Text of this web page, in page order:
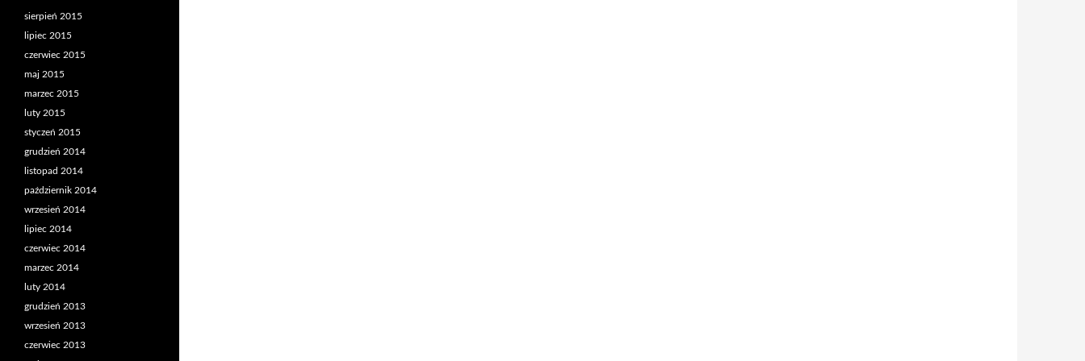
sierpień 2015
lipiec 2015
czerwiec 2015
maj 2015
marzec 2015
luty 2015
styczeń 2015
grudzień 2014
listopad 2014
październik 2014
wrzesień 2014
lipiec 2014
czerwiec 2014
marzec 2014
luty 2014
grudzień 2013
wrzesień 2013
czerwiec 2013